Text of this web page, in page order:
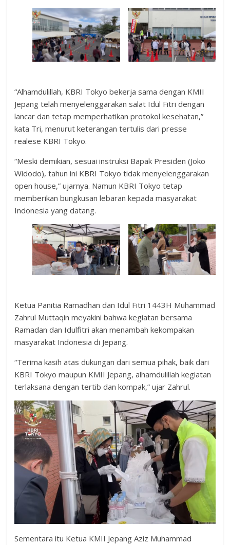
“Alhamdulillah, KBRI Tokyo bekerja sama dengan KMII
Jepang telah menyelenggarakan salat Idul Fitri dengan
lancar dan tetap memperhatikan protokol kesehatan,”
kata Tri, menurut keterangan tertulis dari presse
realese KBRI Tokyo.
“Meski demikian, sesuai instruksi Bapak Presiden (Joko
Widodo), tahun ini KBRI Tokyo tidak menyelenggarakan
open house,” ujarnya. Namun KBRI Tokyo tetap
memberikan bungkusan lebaran kepada masyarakat
Indonesia yang datang.
Ketua Panitia Ramadhan dan Idul Fitri 1443H Muhammad
Zahrul Muttaqin meyakini bahwa kegiatan bersama
Ramadan dan Idulfitri akan menambah kekompakan
masyarakat Indonesia di Jepang.
“Terima kasih atas dukungan dari semua pihak, baik dari
KBRI Tokyo maupun KMII Jepang, alhamdulillah kegiatan
terlaksana dengan tertib dan kompak,” ujar Zahrul.
Sementara itu Ketua KMII Jepang Aziz Muhammad